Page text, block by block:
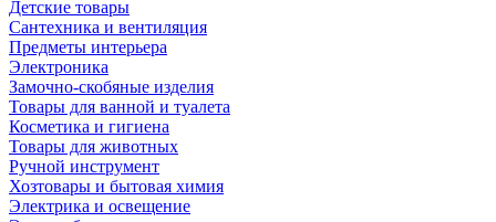
Детские товары
Сантехника и вентиляция
Предметы интерьера
Электроника
Замочно-скобяные изделия
Товары для ванной и туалета
Косметика и гигиена
Товары для животных
Ручной инструмент
Хозтовары и бытовая химия
Электрика и освещение